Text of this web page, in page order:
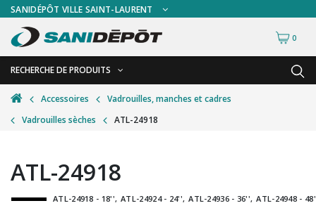
SANIDÉPÔT VILLE SAINT-LAURENT
0
RECHERCHE DE PRODUITS
RETOUR
Accessoires de sécurité
Accessoires pour le lavage de mur
Accessoires pour salles de bain
RETOUR
Gants
Plexiglas
Signalisations
Accessoires
Vadrouilles, manches et cadres
Vadrouilles sèches
ATL-24918
ATL-24918
ATL-24918 - 18'' ATL-24924 - 24'' ATL-24936 - 36'' ATL-24948 -